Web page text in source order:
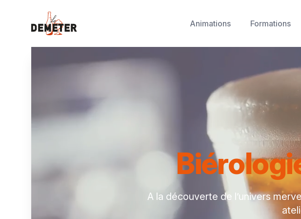
Le Demeter
Animations Formations
A la découverte de l’univers